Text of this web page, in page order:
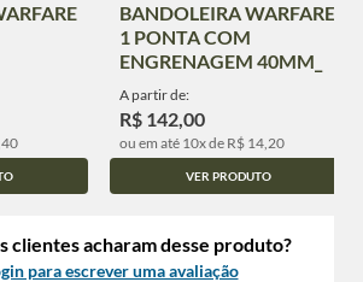
BANDOLEIRA WARFARE
1 PONTA COM
ENGRENAGEM 40MM_
A partir de:
R$ 142,00
ou em até 10x de R$ 14,20
VER PRODUTO
clientes acharam desse produto?
para escrever uma avaliação